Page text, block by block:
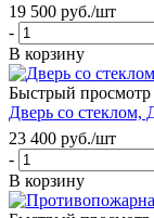
19 500 руб./шт
-
В корзину
Быстрый просмотр
Дверь со
23 400 руб./шт
-
В корзину